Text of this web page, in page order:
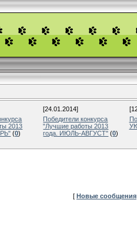
2013
(0)
[24.01.2014]
Победители конкурса
"Лучшие работы 2013
года. ИЮЛЬ-АВГУСТ" (0)
[ Новые сообщения